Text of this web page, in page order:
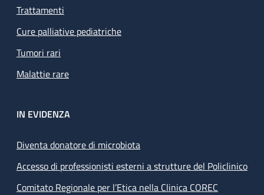
Trattamenti
Cure palliative pediatriche
Tumori rari
Malattie rare
IN EVIDENZA
Diventa donatore di microbiota
Accesso di professionisti esterni a strutture del Policlinico
Comitato Regionale per l’Etica nella Clinica COREC